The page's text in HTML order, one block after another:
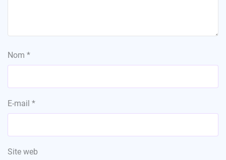
Nom *
E-mail *
Site web